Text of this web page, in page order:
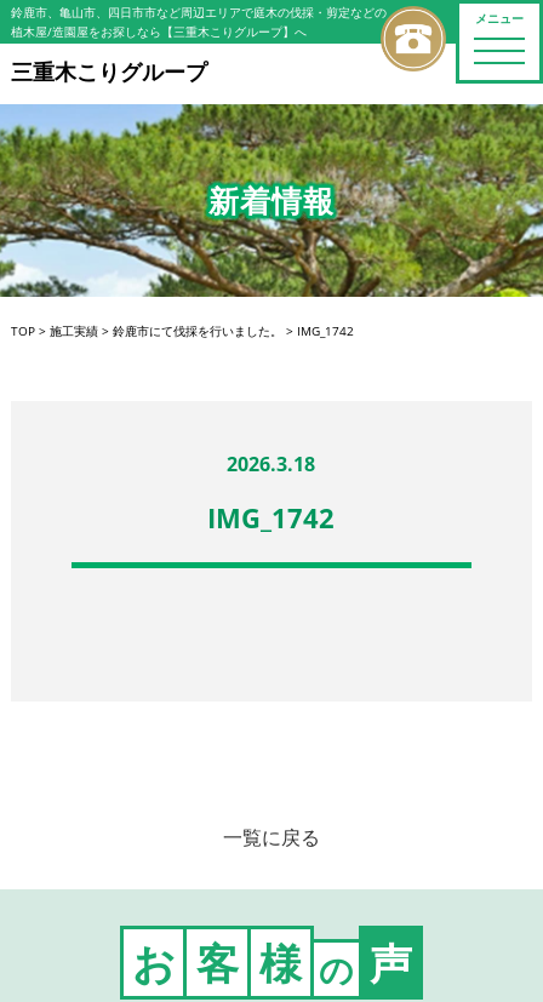
メニュー
toggle
鈴鹿市、亀山市、四日市市など周辺エリアで庭木の伐採・剪定などの
植木屋/造園屋をお探しなら【三重木こりグループ】へ
三重木こりグループ
新着情報
TOP> 施工実績> 鈴鹿市にて伐採を行いました。 > IMG_1742
2026.3.18
IMG_1742
一覧に戻る
お 客 様 の 声